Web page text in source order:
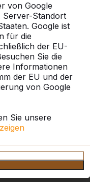
von Google
Server-Standort
Google ist
für die
der EU-
Sie die
Informationen
der EU und der
von Google
Sie unsere
finden.